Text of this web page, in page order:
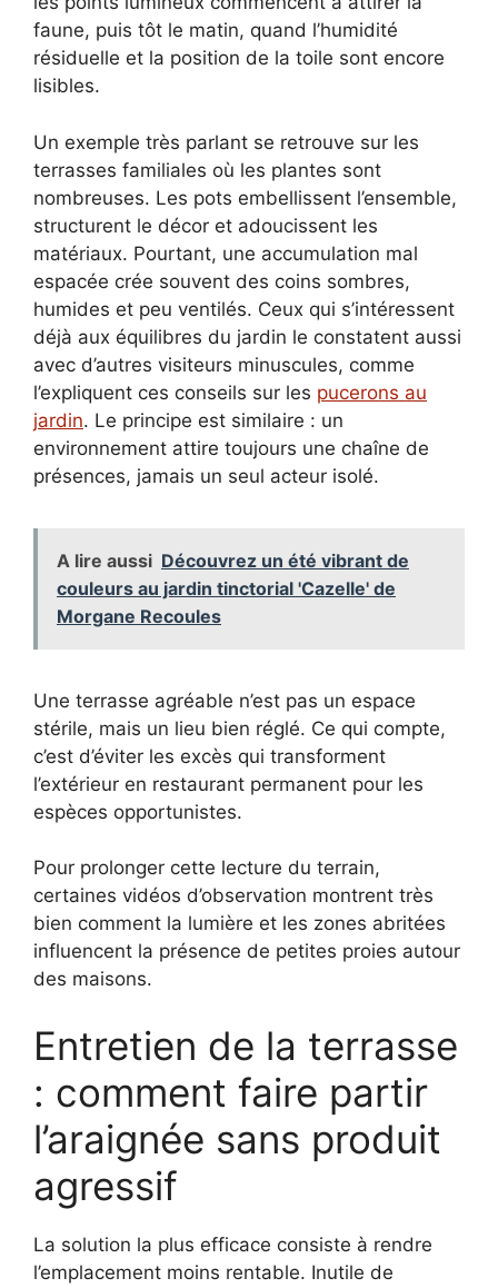
faune, puis tôt le matin, quand l’humidité
résiduelle et la position de la toile sont encore
lisibles.
Un exemple très parlant se retrouve sur les
terrasses familiales où les plantes sont
nombreuses. Les pots embellissent l’ensemble,
structurent le décor et adoucissent les
matériaux. Pourtant, une accumulation mal
espacée crée souvent des coins sombres,
humides et peu ventilés. Ceux qui s’intéressent
déjà aux équilibres du jardin le constatent aussi
avec d’autres visiteurs minuscules, comme
l’expliquent ces conseils sur les pucerons au
jardin. Le principe est similaire : un
environnement attire toujours une chaîne de
présences, jamais un seul acteur isolé.
A lire aussi Découvrez un été vibrant de
couleurs au jardin tinctorial 'Cazelle' de
Morgane Recoules
Une terrasse agréable n’est pas un espace
stérile, mais un lieu bien réglé. Ce qui compte,
c’est d’éviter les excès qui transforment
l’extérieur en restaurant permanent pour les
espèces opportunistes.
Pour prolonger cette lecture du terrain,
certaines vidéos d’observation montrent très
bien comment la lumière et les zones abritées
influencent la présence de petites proies autour
des maisons.
Entretien de la terrasse
: comment faire partir
l’araignée sans produit
agressif
La solution la plus efficace consiste à rendre
l’emplacement moins rentable. Inutile de